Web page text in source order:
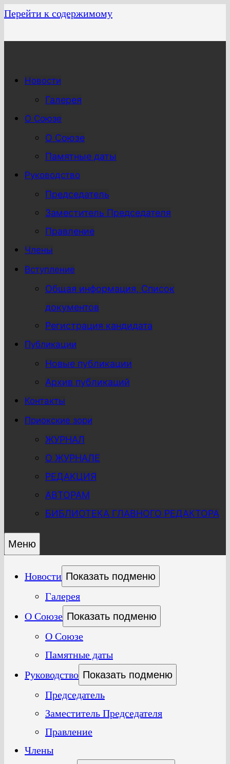
Перейти к содержимому
Новости
Галерея
О Союзе
О Союзе
Памятные даты
Руководство
Председатель
Заместитель Председателя
Правление
Члены
Вступление
Общая информация, Список
документов
Регистрация кандидата
Публикации
Новые публикации
Архив публикаций
Контакты
Приокские зори
ЖУРНАЛ
О ЖУРНАЛЕ
РЕДАКЦИЯ
АВТОРАМ
БИБЛИОТЕКА ГЛАВНОГО РЕДАКТОРА
Меню
Новости Показать подменю
Галерея
О Союзе Показать подменю
О Союзе
Памятные даты
Руководство Показать подменю
Председатель
Заместитель Председателя
Правление
Члены